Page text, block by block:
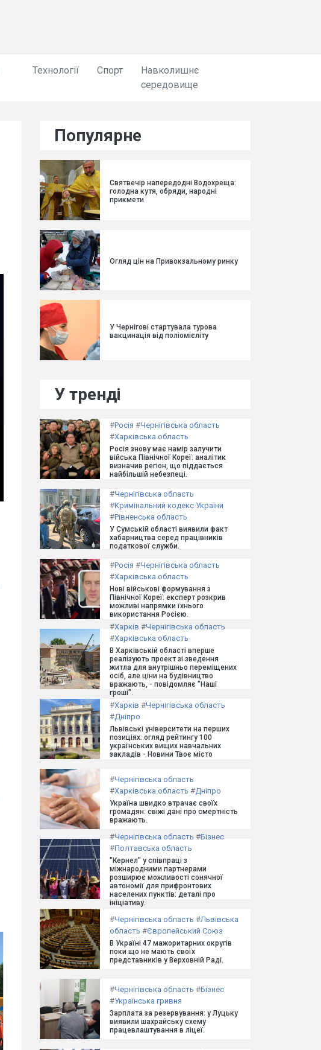
Технології Спорт
Навколишнє
середовище
Популярне
Святвечір напередодні Водохреща:
голодна кутя, обряди, народні
прикмети
Огляд цін на Привокзальному ринку
У Чернігові стартувала турова
вакцинація від поліомієліту
У тренді
#Росія #Чернігівська область
#Харківська область
Росія знову має намір залучити
війська Північної Кореї: аналітик
визначив регіон, що піддається
найбільшій небезпеці.
#Чернігівська область
#Кримінальний кодекс України
#Рівненська область
У Сумській області виявили факт
хабарництва серед працівників
податкової служби.
#Росія #Чернігівська область
#Харківська область
Нові військові формування з
Північної Кореї: експерт розкрив
можливі напрямки їхнього
використання Росією.
#Харків #Чернігівська область
#Харківська область
В Харківській області вперше
реалізують проект зі зведення
житла для внутрішньо переміщених
осіб, але ціни на будівництво
вражають, - повідомляє "Наші
гроші".
#Харків #Чернігівська область
#Дніпро
Львівські університети на перших
позиціях: огляд рейтингу 100
українських вищих навчальних
закладів - Новини Твоє місто
#Чернігівська область
#Харківська область #Дніпро
Україна швидко втрачає своїх
громадян: свіжі дані про смертність
вражають.
#Чернігівська область #Бізнес
#Полтавська область
"Кернел" у співпраці з
міжнародними партнерами
розширює можливості сонячної
автономії для прифронтових
населених пунктів: деталі про
ініціативу.
#Чернігівська область #Львівська
область #Європейський Союз
В Україні 47 мажоритарних округів
поки що не мають своїх
представників у Верховній Раді.
#Чернігівська область #Бізнес
#Українська гривня
Зарплата за резервування: у Луцьку
виявили шахрайську схему
працевлаштування в ліцеї.